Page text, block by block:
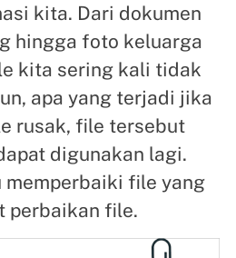
kita. Dari dokumen
hingga foto keluarga
kita sering kali tidak
apa yang terjadi jika
rusak, file tersebut
digunakan lagi.
memperbaiki file yang
perbaikan file.